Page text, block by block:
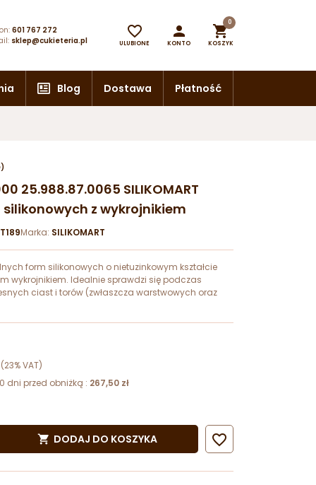
601 767 272
sklep@cukieteria.pl

ULUBIONE

KONTO

0
KOSZYK
Blog Dostawa Płatność
25.988.87.0065 SILIKOMART
z wykrojnikiem
Marka: SILIKOMART
form silikonowych o nietuzinkowym kształcie
wykrojnikiem. Idealnie sprawdzi się podczas
ciast i torów (zwłaszcza warstwowych oraz
(23% VAT)
dni przed obniżką : 267,50 zł
 DODAJ DO KOSZYKA 